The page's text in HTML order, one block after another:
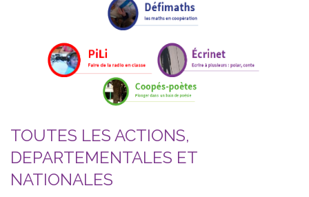
TOUTES LES ACTIONS,
DEPARTEMENTALES ET
NATIONALES